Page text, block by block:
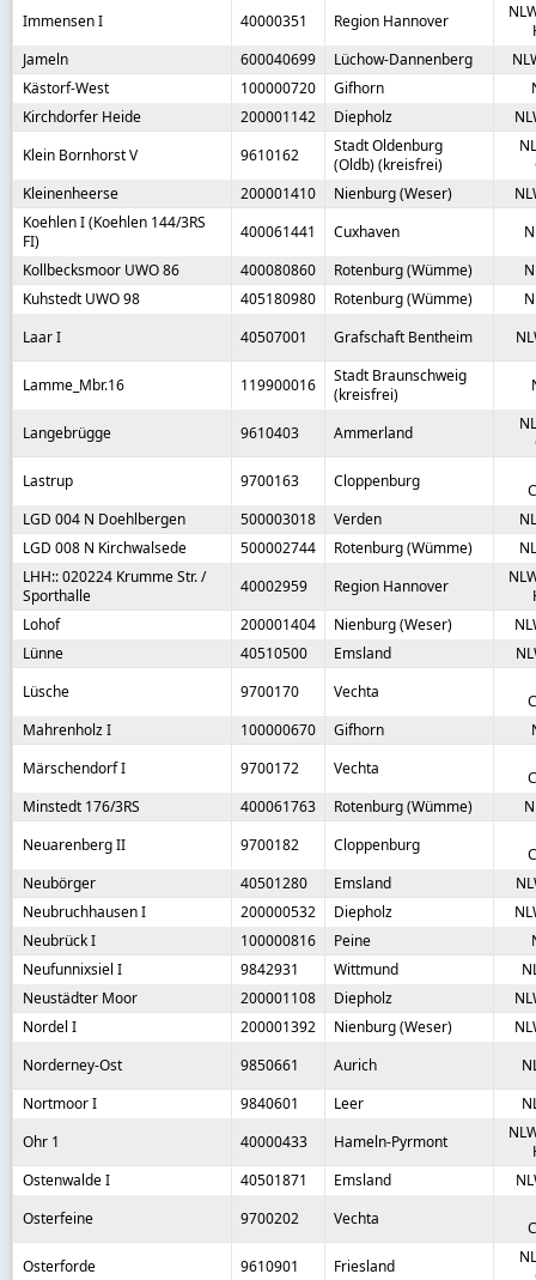
Immensen I
40000351 Region Hannover
Jameln
600040699 Lüchow-Dannenberg
Kästorf-West
100000720 Gifhorn
Kirchdorfer Heide
200001142 Diepholz
Klein Bornhorst V
9610162
Stadt Oldenburg
(Oldb) (kreisfrei)
Kleinenheerse
200001410 Nienburg (Weser)
Koehlen I (Koehlen 144/3RS
FI)
400061441 Cuxhaven
Kollbecksmoor UWO 86
400080860 Rotenburg (Wümme)
Kuhstedt UWO 98
405180980 Rotenburg (Wümme)
Laar I
40507001 Grafschaft Bentheim
Lamme_Mbr.16 119900016
Stadt Braunschweig
(kreisfrei)
Langebrügge 9610403 Ammerland
Lastrup
9700163 Cloppenburg
LGD 004 N Doehlbergen
500003018 Verden
LGD 008 N Kirchwalsede
500002744 Rotenburg (Wümme)
LHH:: 020224 Krumme Str. /
Sporthalle
40002959 Region Hannover
Lohof
200001404 Nienburg (Weser)
Lünne
40510500 Emsland
Lüsche
9700170 Vechta
Mahrenholz I
100000670 Gifhorn
Märschendorf I
9700172 Vechta
Minstedt 176/3RS
400061763 Rotenburg (Wümme)
Neuarenberg II
9700182 Cloppenburg
Neubörger
40501280 Emsland
Neubruchhausen I
200000532 Diepholz
Neubrück I
100000816 Peine
Neufunnixsiel I
9842931 Wittmund
Neustädter Moor
200001108 Diepholz
Nordel I
200001392 Nienburg (Weser)
Norderney-Ost
9850661 Aurich
Nortmoor I
9840601 Leer
Ohr 1
40000433 Hameln-Pyrmont
Ostenwalde I
40501871 Emsland
Osterfeine
9700202 Vechta
Osterforde
9610901 Friesland